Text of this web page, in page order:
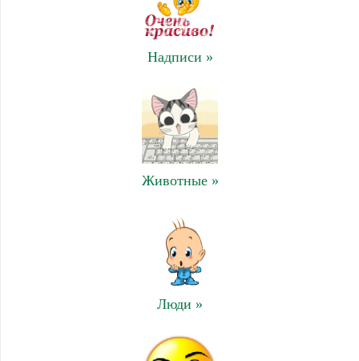
Надписи »
Животные »
Люди »